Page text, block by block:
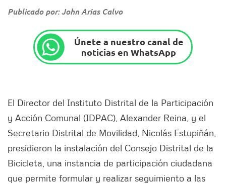
Publicado por: John Arias Calvo
Únete a nuestro canal de
noticias en WhatsApp
El Director del Instituto Distrital de la Participación
y Acción Comunal (IDPAC), Alexander Reina, y el
Secretario Distrital de Movilidad, Nicolás Estupiñán,
presidieron la instalación del Consejo Distrital de la
Bicicleta, una instancia de participación ciudadana
que permite formular y realizar seguimiento a las